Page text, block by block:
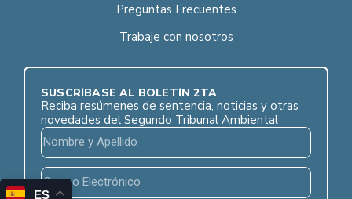
Preguntas Frecuentes
Trabaje con nosotros
SUSCRÍBASE AL BOLETÍN 2TA
Reciba resúmenes de sentencia, noticias y otras
novedades del Segundo Tribunal Ambiental
ES